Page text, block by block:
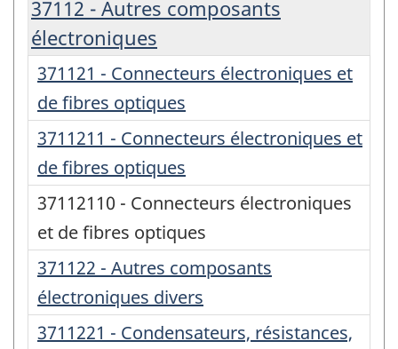
37112 - Autres composants
électroniques
371121 - Connecteurs électroniques et
de fibres optiques
3711211 - Connecteurs électroniques et
de fibres optiques
37112110 - Connecteurs électroniques
et de fibres optiques
371122 - Autres composants
électroniques divers
3711221 - Condensateurs, résistances,